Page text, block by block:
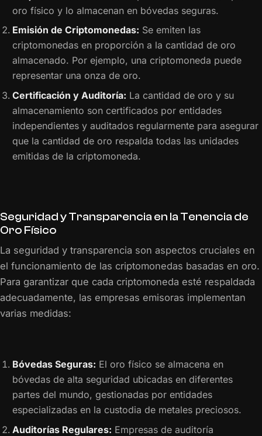
oro físico y lo almacenan en bóvedas seguras.
Emisión de Criptomonedas: Se emiten las
criptomonedas en proporción a la cantidad de oro
almacenado. Por ejemplo, una criptomoneda puede
representar una onza de oro.
Certificación y Auditoría: La cantidad de oro y su
almacenamiento son certificados por entidades
independientes y auditados regularmente para asegurar
que la cantidad de oro respalda todas las unidades
emitidas de la criptomoneda.
Seguridad y Transparencia en la Tenencia de
Oro Físico
La seguridad y transparencia son aspectos cruciales en
el funcionamiento de las criptomonedas basadas en oro.
Para garantizar que cada criptomoneda esté respaldada
adecuadamente, las empresas emisoras implementan
varias medidas:
Bóvedas Seguras: El oro físico se almacena en
bóvedas de alta seguridad ubicadas en diferentes
partes del mundo, gestionadas por entidades
especializadas en la custodia de metales preciosos.
Auditorías Regulares: Empresas de auditoría